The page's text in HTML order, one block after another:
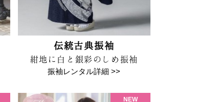
伝統古典振袖
紺地に白と銀彩のしめ振袖
振袖レンタル詳細 >>